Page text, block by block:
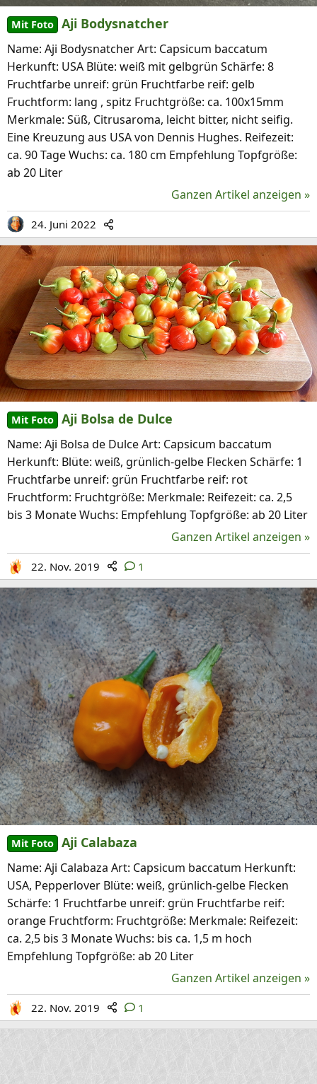
Mit Foto Aji Bodysnatcher
Name: Aji Bodysnatcher Art: Capsicum baccatum
Herkunft: USA Blüte: weiß mit gelbgrün Schärfe: 8
Fruchtfarbe unreif: grün Fruchtfarbe reif: gelb
Fruchtform: lang , spitz Fruchtgröße: ca. 100x15mm
Merkmale: Süß, Citrusaroma, leicht bitter, nicht seifig.
Eine Kreuzung aus USA von Dennis Hughes. Reifezeit:
ca. 90 Tage Wuchs: ca. 180 cm Empfehlung Topfgröße:
ab 20 Liter
Ganzen Artikel anzeigen »
24. Juni 2022
Mit Foto Aji Bolsa de Dulce
Name: Aji Bolsa de Dulce Art: Capsicum baccatum
Herkunft: Blüte: weiß, grünlich-gelbe Flecken Schärfe: 1
Fruchtfarbe unreif: grün Fruchtfarbe reif: rot
Fruchtform: Fruchtgröße: Merkmale: Reifezeit: ca. 2,5
bis 3 Monate Wuchs: Empfehlung Topfgröße: ab 20 Liter
Ganzen Artikel anzeigen »
22. Nov. 2019 1
Mit Foto Aji Calabaza
Name: Aji Calabaza Art: Capsicum baccatum Herkunft:
USA, Pepperlover Blüte: weiß, grünlich-gelbe Flecken
Schärfe: 1 Fruchtfarbe unreif: grün Fruchtfarbe reif:
orange Fruchtform: Fruchtgröße: Merkmale: Reifezeit:
ca. 2,5 bis 3 Monate Wuchs: bis ca. 1,5 m hoch
Empfehlung Topfgröße: ab 20 Liter
Ganzen Artikel anzeigen »
22. Nov. 2019 1